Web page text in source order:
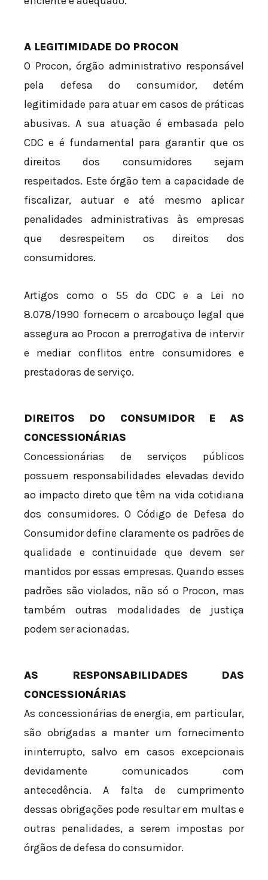
A LEGITIMIDADE DO PROCON
O Procon, órgão administrativo responsável
pela defesa do consumidor, detém
legitimidade para atuar em casos de práticas
abusivas. A sua atuação é embasada pelo
CDC e é fundamental para garantir que os
direitos dos consumidores sejam
respeitados. Este órgão tem a capacidade de
fiscalizar, autuar e até mesmo aplicar
penalidades administrativas às empresas
que desrespeitem os direitos dos
consumidores.
Artigos como o 55 do CDC e a Lei nº
8.078/1990 fornecem o arcabouço legal que
assegura ao Procon a prerrogativa de intervir
e mediar conflitos entre consumidores e
prestadoras de serviço.
DIREITOS DO CONSUMIDOR E AS
CONCESSIONÁRIAS
Concessionárias de serviços públicos
possuem responsabilidades elevadas devido
ao impacto direto que têm na vida cotidiana
dos consumidores. O Código de Defesa do
Consumidor define claramente os padrões de
qualidade e continuidade que devem ser
mantidos por essas empresas. Quando esses
padrões são violados, não só o Procon, mas
também outras modalidades de justiça
podem ser acionadas.
AS RESPONSABILIDADES DAS
CONCESSIONÁRIAS
As concessionárias de energia, em particular,
são obrigadas a manter um fornecimento
ininterrupto, salvo em casos excepcionais
devidamente comunicados com
antecedência. A falta de cumprimento
dessas obrigações pode resultar em multas e
outras penalidades, a serem impostas por
órgãos de defesa do consumidor.